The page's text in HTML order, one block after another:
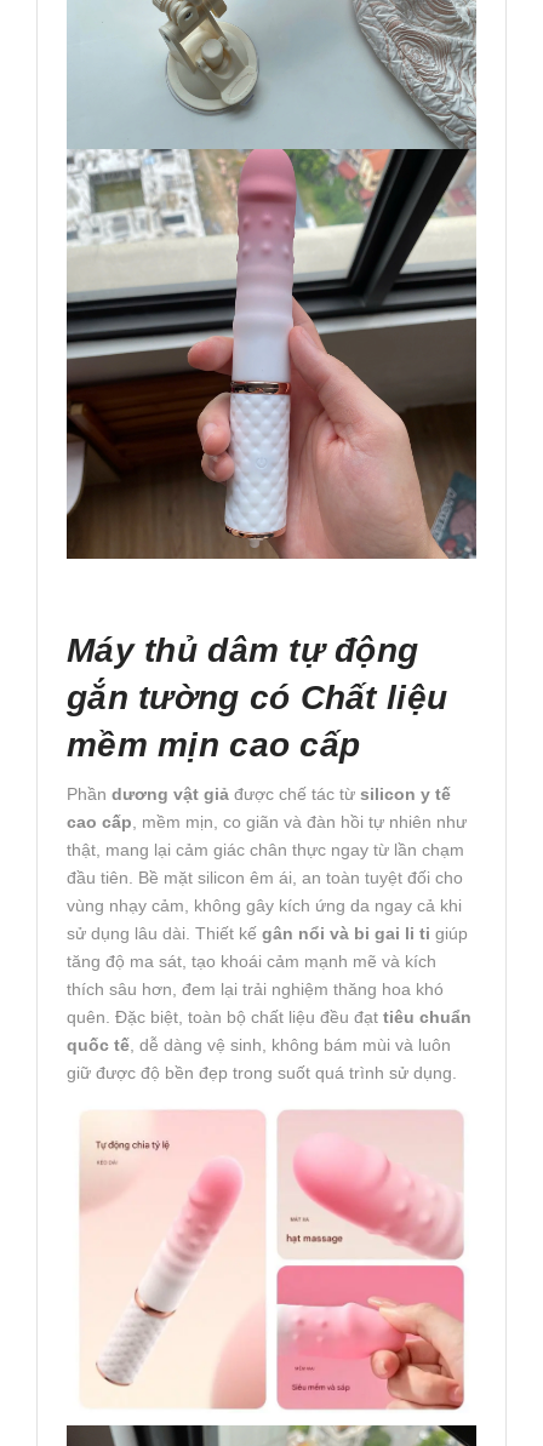
Máy thủ dâm tự động
gắn tường có Chất liệu
mềm mịn cao cấp
Phần dương vật giả được chế tác từ silicon y tế
cao cấp , mềm mịn, co giãn và đàn hồi tự nhiên như
thật, mang lại cảm giác chân thực ngay từ lần chạm
đầu tiên. Bề mặt silicon êm ái, an toàn tuyệt đối cho
vùng nhạy cảm, không gây kích ứng da ngay cả khi
sử dụng lâu dài. Thiết kế gân nổi và bi gai li ti giúp
tăng độ ma sát, tạo khoái cảm mạnh mẽ và kích
thích sâu hơn, đem lại trải nghiệm thăng hoa khó
quên. Đặc biệt, toàn bộ chất liệu đều đạt tiêu chuẩn
quốc tế , dễ dàng vệ sinh, không bám mùi và luôn
giữ được độ bền đẹp trong suốt quá trình sử dụng.